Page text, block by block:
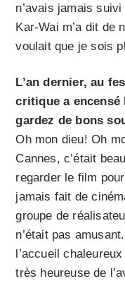
n’avais jamais
Kar-Wai m’a dit de
voulait que je sois
L’an dernier, au
critique a encensé
gardez de bons
Oh mon dieu! Oh
Cannes, c’était
regarder le film
jamais fait de
groupe de
n’était pas
l’accueil
très heureuse de